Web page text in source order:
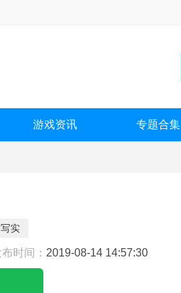
游戏资讯 专题合集
写实
时间： 2019-08-14 14:57:30